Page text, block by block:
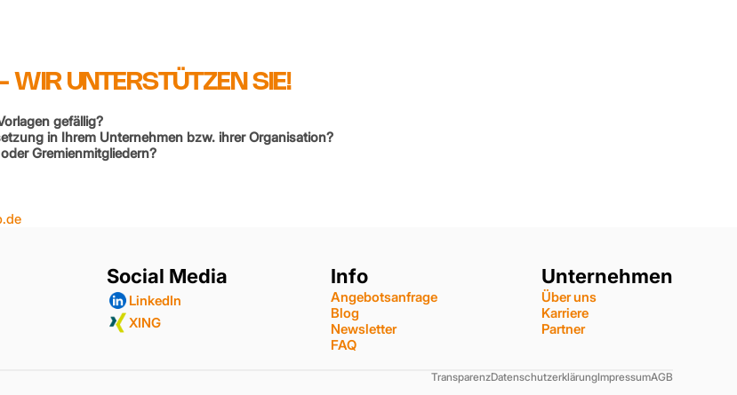
WIR UNTERSTÜTZEN SIE!
gefällig?
in Ihrem Unternehmen bzw. ihrer Organisation?
Gremienmitgliedern?
Social Media
LinkedIn
XING
Info
Angebotsanfrage
Blog
Newsletter
FAQ
Unternehmen
Über uns
Karriere
Partner
TransparenzDatenschutzerklärungImpressumAGB